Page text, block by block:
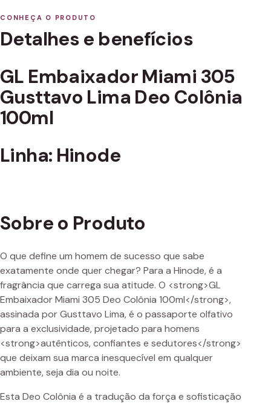
CONHEÇA O PRODUTO
Detalhes e benefícios
GL Embaixador Miami 305
Gusttavo Lima Deo Colônia
100ml
Linha: Hinode
Sobre o Produto
O que define um homem de sucesso que sabe
exatamente onde quer chegar? Para a Hinode, é a
fragrância que carrega sua atitude. O <strong>GL
Embaixador Miami 305 Deo Colônia 100ml</strong>,
assinada por Gusttavo Lima, é o passaporte olfativo
para a exclusividade, projetado para homens
<strong>autênticos, confiantes e sedutores</strong>
que deixam sua marca inesquecível em qualquer
ambiente, seja dia ou noite.
Esta Deo Colônia é a tradução da força e sofisticação